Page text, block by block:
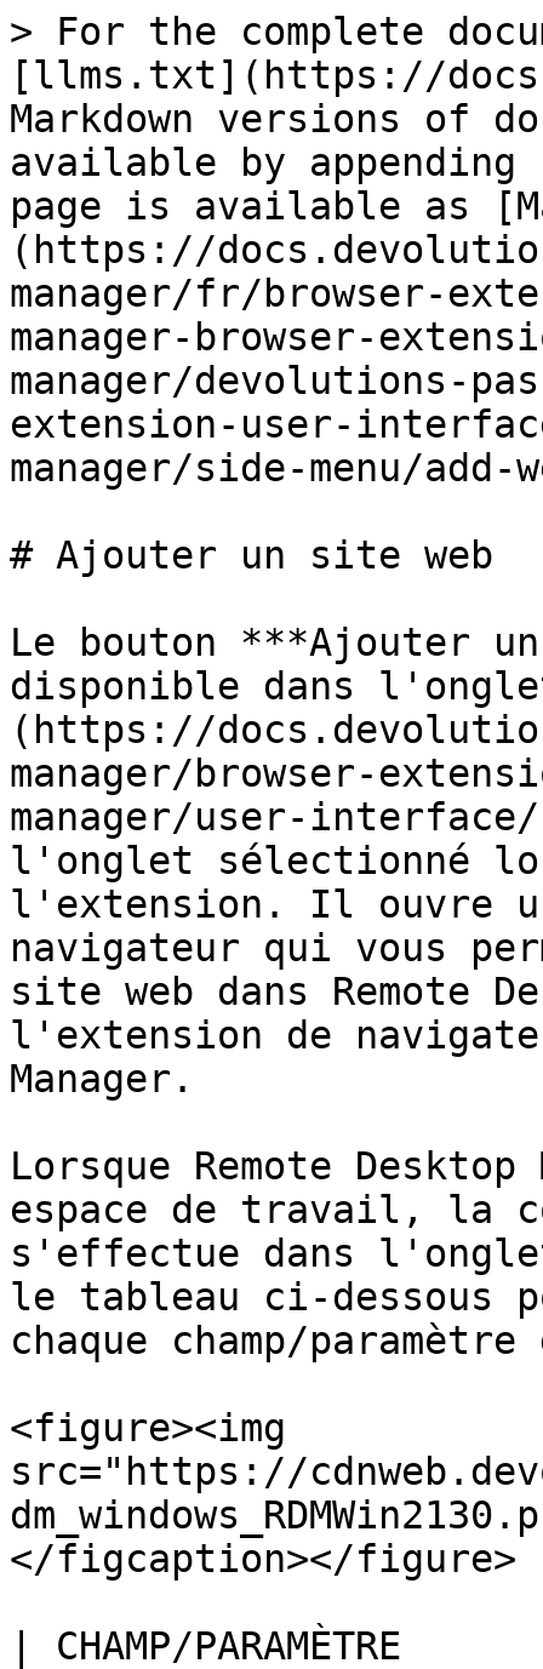
> For the complete
[llms.txt](https://
Markdown versions of
available by
page is available as
(https://
manager/fr/browser-
manager-browser-
manager/devolutions-
extension-user-
manager/side-menu/
# Ajouter un site web
Le bouton ***Ajouter
disponible dans
(https://
manager/browser-
manager/user-
l'onglet sélectionné
l'extension. Il ouvre
navigateur qui vous
site web dans Remote
l'extension de
Manager.
Lorsque Remote
espace de travail, la
s'effectue dans
le tableau ci-dessous
chaque champ/
<figure><img
src="https://
</figcaption></figure>
| CHAMP/